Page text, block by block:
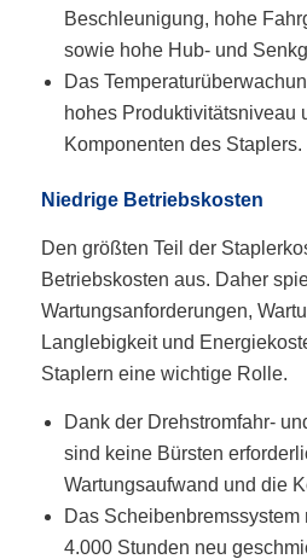
Beschleunigung, hohe
sowie hohe Hub- und
Das
hohes Produktivitätsniveau
Komponenten des Staplers.
Niedrige Betriebskosten
Den größten Teil der
Betriebskosten aus. Daher
Wartungsanforderungen,
Langlebigkeit und
Staplern eine wichtige Rolle.
Dank der Drehstromfahr-
sind keine Bürsten
Wartungsaufwand und die
Das Scheibenbremssystem
4.000 Stunden neu